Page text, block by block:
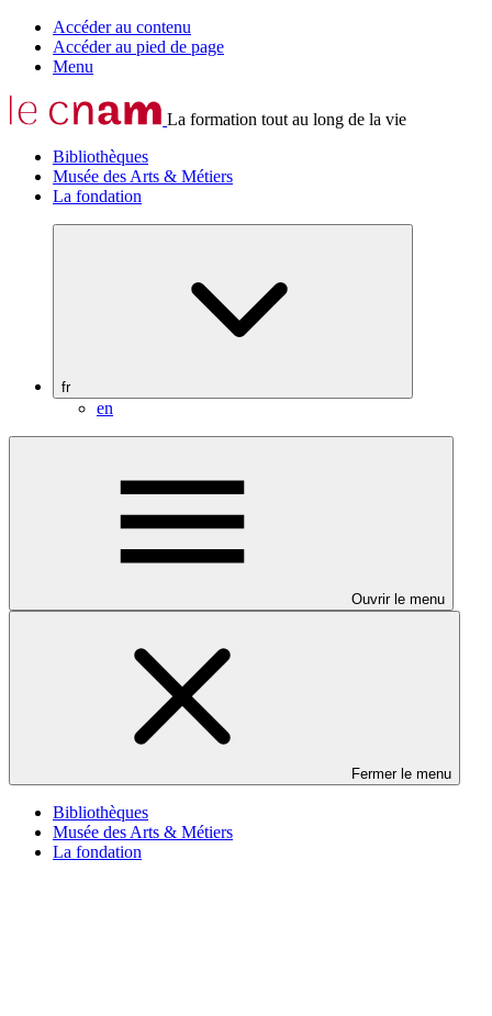
Accéder au contenu
Accéder au pied de page
Menu
La formation tout au long de la vie
Bibliothèques
Musée des Arts & Métiers
La fondation
fr
en
Ouvrir le menu
Fermer le menu
Bibliothèques
Musée des Arts & Métiers
La fondation